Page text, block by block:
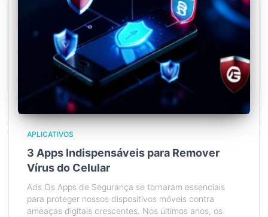
APLICATIVOS
3 Apps Indispensáveis para Remover
Vírus do Celular
Ads Os Apps de Segurança se tornaram essenciais
para proteger nossos dispositivos móveis contra
ameaças digitais crescentes. Nos últimos anos, os